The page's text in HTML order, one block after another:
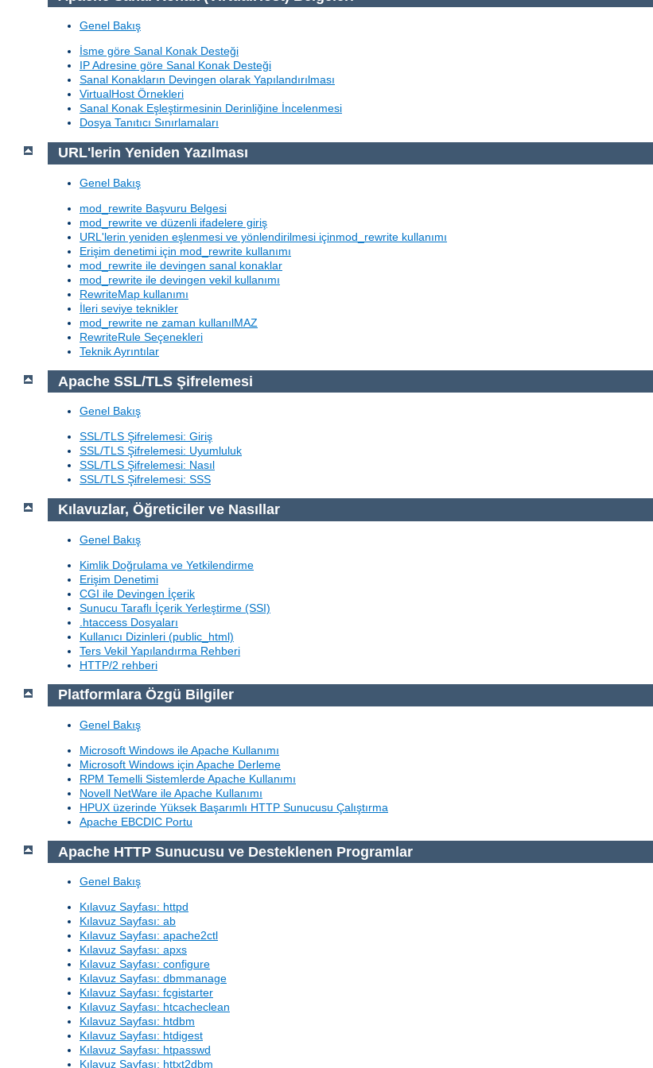
Genel Bakış
İsme göre Sanal Konak Desteği
IP Adresine göre Sanal Konak Desteği
Sanal Konakların Devingen olarak Yapılandırılması
VirtualHost Örnekleri
Sanal Konak Eşleştirmesinin Derinliğine İncelenmesi
Dosya Tanıtıcı Sınırlamaları
URL'lerin Yeniden Yazılması
Genel Bakış
mod_rewrite Başvuru Belgesi
mod_rewrite ve düzenli ifadelere giriş
URL'lerin yeniden eşlenmesi ve yönlendirilmesi içinmod_rewrite kullanımı
Erişim denetimi için mod_rewrite kullanımı
mod_rewrite ile devingen sanal konaklar
mod_rewrite ile devingen vekil kullanımı
RewriteMap kullanımı
İleri seviye teknikler
mod_rewrite ne zaman kullanılMAZ
RewriteRule Seçenekleri
Teknik Ayrıntılar
Apache SSL/TLS Şifrelemesi
Genel Bakış
SSL/TLS Şifrelemesi: Giriş
SSL/TLS Şifrelemesi: Uyumluluk
SSL/TLS Şifrelemesi: Nasıl
SSL/TLS Şifrelemesi: SSS
Kılavuzlar, Öğreticiler ve Nasıllar
Genel Bakış
Kimlik Doğrulama ve Yetkilendirme
Erişim Denetimi
CGI ile Devingen İçerik
Sunucu Taraflı İçerik Yerleştirme (SSI)
.htaccess Dosyaları
Kullanıcı Dizinleri (public_html)
Ters Vekil Yapılandırma Rehberi
HTTP/2 rehberi
Platformlara Özgü Bilgiler
Genel Bakış
Microsoft Windows ile Apache Kullanımı
Microsoft Windows için Apache Derleme
RPM Temelli Sistemlerde Apache Kullanımı
Novell NetWare ile Apache Kullanımı
HPUX üzerinde Yüksek Başarımlı HTTP Sunucusu Çalıştırma
Apache EBCDIC Portu
Apache HTTP Sunucusu ve Desteklenen Programlar
Genel Bakış
Kılavuz Sayfası: httpd
Kılavuz Sayfası: ab
Kılavuz Sayfası: apache2ctl
Kılavuz Sayfası: apxs
Kılavuz Sayfası: configure
Kılavuz Sayfası: dbmmanage
Kılavuz Sayfası: fcgistarter
Kılavuz Sayfası: htcacheclean
Kılavuz Sayfası: htdbm
Kılavuz Sayfası: htdigest
Kılavuz Sayfası: htpasswd
Kılavuz Sayfası: httxt2dbm